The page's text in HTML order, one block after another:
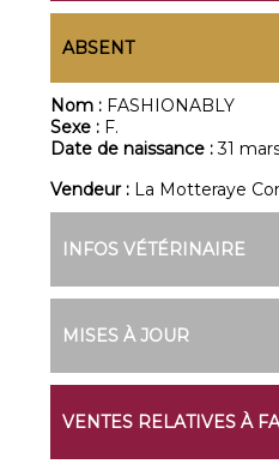
ABSENT
Nom : FASHIONABLY
Sexe : F.
Date de naissance :31
Vendeur : La Motteraye
INFOS VÉTÉRINAIRE
MISES À JOUR
VENTES RELATIVES À